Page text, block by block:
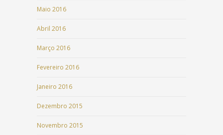
Maio 2016
Abril 2016
Março 2016
Fevereiro 2016
Janeiro 2016
Dezembro 2015
Novembro 2015